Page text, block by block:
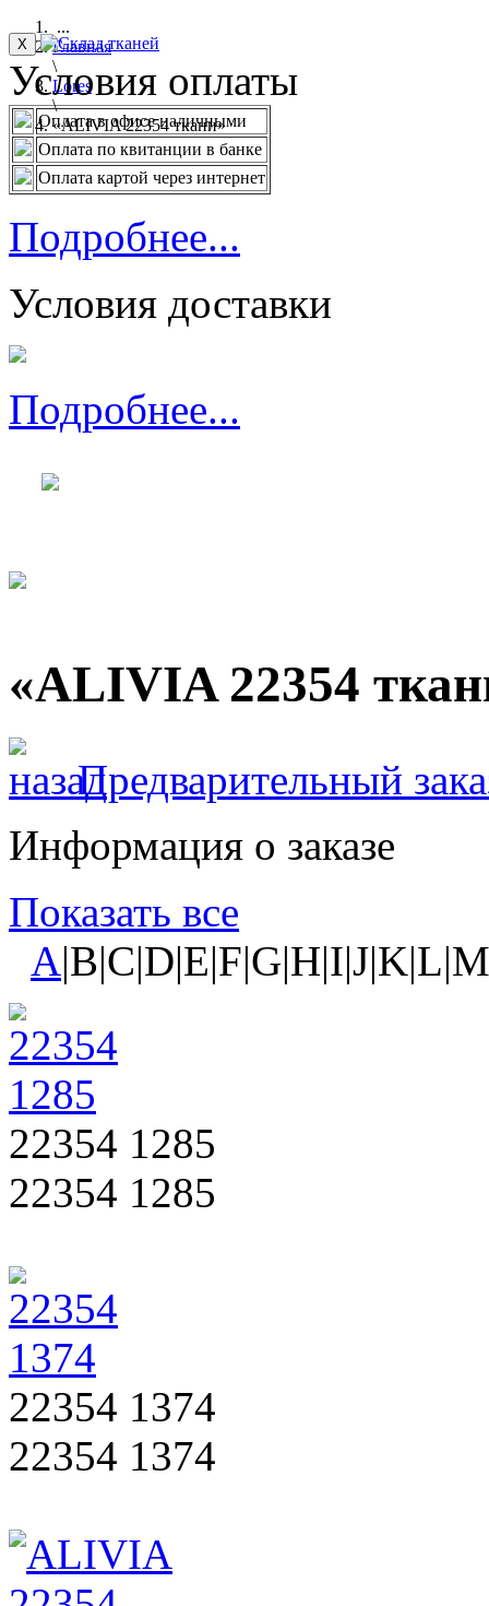
...
Главная
\
Lores
\
«ALIVIA 22354 ткани»
X
Условия оплаты
Оплата в офисе наличными
Оплата по квитанции в банке
Оплата картой через интернет
Подробнее...
Условия доставки
Подробнее...
«ALIVIA 22354
Предварительный
Информация о заказе
Показать все
A
22354 1285
22354 1285
22354 1374
22354 1374